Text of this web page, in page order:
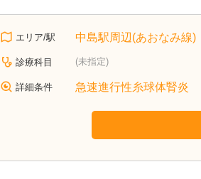
エリア/駅 中島駅周辺(あおなみ線)
診療科目 (未指定)
詳細条件 急速進行性糸球体腎炎